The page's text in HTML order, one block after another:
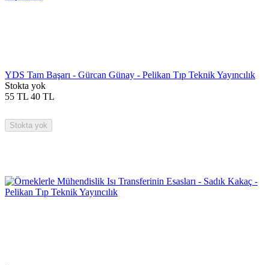
YDS Tam Başarı - Gürcan Günay - Pelikan Tıp Teknik Yayıncılık
Stokta yok
55 TL 40 TL
Stokta yok